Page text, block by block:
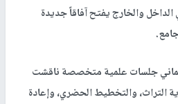
والخارج يفتح آفاقاً جديدة
جلسات علمية متخصصة ناقشت
التراث، والتخطيط الحضري، وإعادة